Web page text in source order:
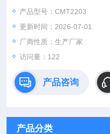
产品型号：CMT2203
更新时间：2026-07-01
厂商性质：生产厂家
访问量：122
产品咨询
产品分类